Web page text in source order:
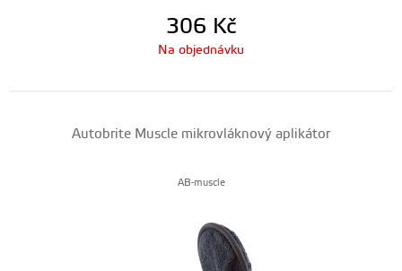
306 Kč
Na objednávku
Autobrite Muscle mikrovláknový aplikátor
AB-muscle